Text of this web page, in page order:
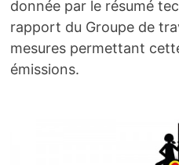
donnée par le résumé
rapport du Groupe de
mesures permettant
émissions.